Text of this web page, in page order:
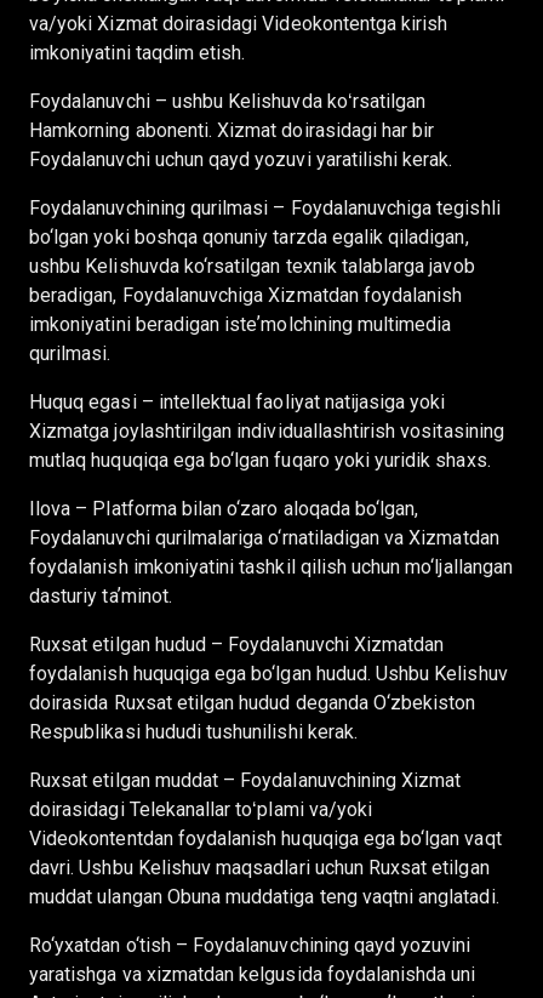
va/yoki Xizmat doirasidagi Videokontentga kirish
imkoniyatini taqdim etish.
Foydalanuvchi – ushbu Kelishuvda koʻrsatilgan
Hamkorning abonenti. Xizmat doirasidagi har bir
Foydalanuvchi uchun qayd yozuvi yaratilishi kerak.
Foydalanuvchining qurilmasi – Foydalanuvchiga tegishli
bo‘lgan yoki boshqa qonuniy tarzda egalik qiladigan,
ushbu Kelishuvda ko‘rsatilgan texnik talablarga javob
beradigan, Foydalanuvchiga Xizmatdan foydalanish
imkoniyatini beradigan isteʼmolchining multimedia
qurilmasi.
Huquq egasi – intellektual faoliyat natijasiga yoki
Xizmatga joylashtirilgan individuallashtirish vositasining
mutlaq huquqiqa ega bo‘lgan fuqaro yoki yuridik shaxs.
Ilova – Platforma bilan o‘zaro aloqada bo‘lgan,
Foydalanuvchi qurilmalariga o‘rnatiladigan va Xizmatdan
foydalanish imkoniyatini tashkil qilish uchun mo‘ljallangan
dasturiy taʼminot.
Ruxsat etilgan hudud – Foydalanuvchi Xizmatdan
foydalanish huquqiga ega bo‘lgan hudud. Ushbu Kelishuv
doirasida Ruxsat etilgan hudud deganda O‘zbekiston
Respublikasi hududi tushunilishi kerak.
Ruxsat etilgan muddat – Foydalanuvchining Xizmat
doirasidagi Telekanallar toʻplami va/yoki
Videokontentdan foydalanish huquqiga ega bo‘lgan vaqt
davri. Ushbu Kelishuv maqsadlari uchun Ruxsat etilgan
muddat ulangan Obuna muddatiga teng vaqtni anglatadi.
Ro‘yxatdan o‘tish – Foydalanuvchining qayd yozuvini
yaratishga va xizmatdan kelgusida foydalanishda uni